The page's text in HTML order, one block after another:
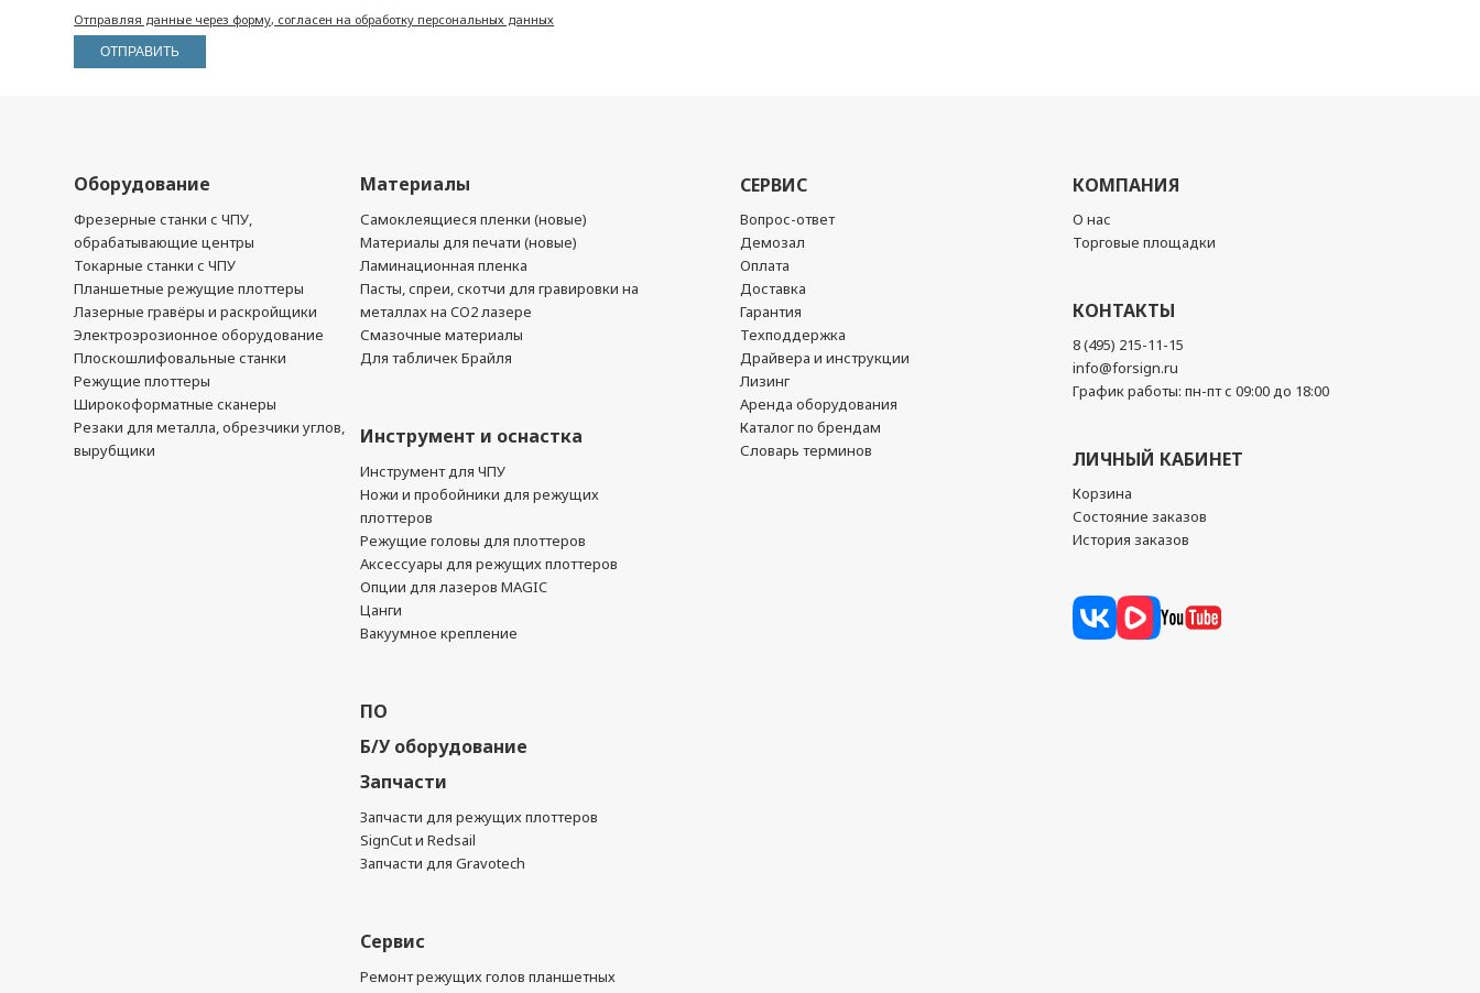
Отправляя данные через форму, согласен на обработку персональных данных
Оборудование
Фрезерные станки с ЧПУ,
обрабатывающие центры
Токарные станки с ЧПУ
Планшетные режущие плоттеры
Лазерные гравёры и раскройщики
Электроэрозионное оборудование
Плоскошлифовальные станки
Режущие плоттеры
Широкоформатные сканеры
Резаки для металла, обрезчики углов,
вырубщики
Материалы
Самоклеящиеся пленки (новые)
Материалы для печати (новые)
Ламинационная пленка
Пасты, спреи, скотчи для гравировки на
металлах на CO2 лазере
Смазочные материалы
Для табличек Брайля
Инструмент и оснастка
Инструмент для ЧПУ
Ножи и пробойники для режущих
плоттеров
Режущие головы для плоттеров
Аксессуары для режущих плоттеров
Опции для лазеров MAGIC
Цанги
Вакуумное крепление
ПО
Б/У оборудование
Запчасти
Запчасти для режущих плоттеров
SignCut и Redsail
Запчасти для Gravotech
Сервис
Ремонт режущих голов планшетных
СЕРВИС
Вопрос-ответ
Демозал
Оплата
Доставка
Гарантия
Техподдержка
Драйвера и инструкции
Лизинг
Аренда оборудования
Каталог по брендам
Словарь терминов
КОМПАНИЯ
О нас
Торговые площадки
КОНТАКТЫ
8 (495) 215-11-15
info@forsign.ru
График работы: пн-пт с 09:00 до 18:00
ЛИЧНЫЙ КАБИНЕТ
Корзина
Состояние заказов
История заказов